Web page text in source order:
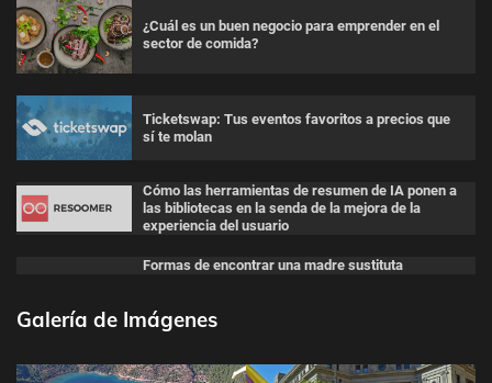
¿Cuál es un buen negocio para emprender en el
sector de comida?
Ticketswap: Tus eventos favoritos a precios que
sí te molan
Cómo las herramientas de resumen de IA ponen a
las bibliotecas en la senda de la mejora de la
experiencia del usuario
Formas de encontrar una madre sustituta
Galería de Imágenes